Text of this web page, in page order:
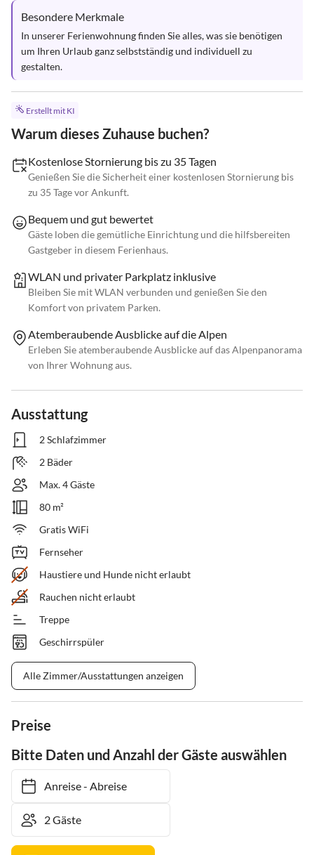
Besondere Merkmale
In unserer Ferienwohnung finden Sie alles, was sie benötigen
um Ihren Urlaub ganz selbstständig und individuell zu
gestalten.
Erstellt mit KI
Warum dieses Zuhause buchen?
Kostenlose Stornierung bis zu 35 Tagen
Genießen Sie die Sicherheit einer kostenlosen Stornierung bis
zu 35 Tage vor Ankunft.
Bequem und gut bewertet
Gäste loben die gemütliche Einrichtung und die hilfsbereiten
Gastgeber in diesem Ferienhaus.
WLAN und privater Parkplatz inklusive
Bleiben Sie mit WLAN verbunden und genießen Sie den
Komfort von privatem Parken.
Atemberaubende Ausblicke auf die Alpen
Erleben Sie atemberaubende Ausblicke auf das Alpenpanorama
von Ihrer Wohnung aus.
Ausstattung
2 Schlafzimmer
2 Bäder
Max. 4 Gäste
80 m²
Gratis WiFi
Fernseher
Haustiere und Hunde nicht erlaubt
Rauchen nicht erlaubt
Treppe
Geschirrspüler
Alle Zimmer/Ausstattungen anzeigen
Preise
Bitte Daten und Anzahl der Gäste auswählen
Anreise- Abreise